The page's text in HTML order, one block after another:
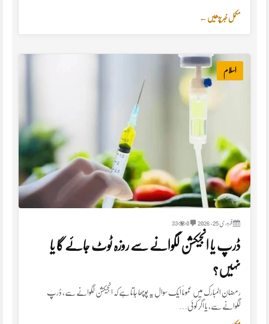
مکمل خبر پڑھیں ←
اسلام
فروری 25, 2026 0
33
ڈرپ یا انجیکشن لگوانے سے روزہ ٹوٹ جائے گا یا
نہیں؟
رمضان المبارک میں عموماً ایک سوال یہ پوچھا جاتا ہے کہ انجیکشن لگوانے سے، ڈرپ
لگوانے سے، یا اگر کوئی…